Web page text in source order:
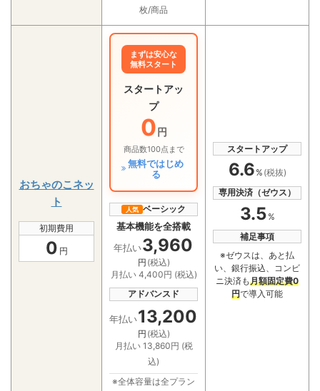
枚/商品
おちゃのこネッ
ト
初期費用
0 円
まずは安心な
無料スタート
スタートアッ
プ
0円
商品数100点まで
無料ではじめ
る
人気 ベーシック
基本機能を全搭載
年払い3,960
円 (税込)
月払い 4,400円 (税込)
アドバンスド
年払い13,200
円 (税込)
月払い 13,860円 (税
込)
※全体容量は全プラン
スタートアップ
6.6 % (税抜)
専用決済（ゼウス）
3.5 %
補足事項
※ゼウスは、あと払
い、銀行振込、コンビ
ニ決済も月額固定費0
円で導入可能